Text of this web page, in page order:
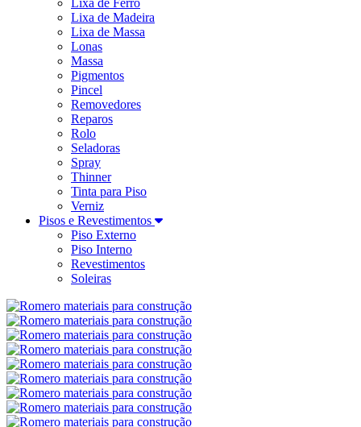
Lixa de Madeira
Lixa de Massa
Lonas
Massa
Pigmentos
Pincel
Removedores
Reparos
Rolo
Seladoras
Spray
Thinner
Tinta para Piso
Verniz
Pisos e Revestimentos
Piso Externo
Piso Interno
Revestimentos
Soleiras